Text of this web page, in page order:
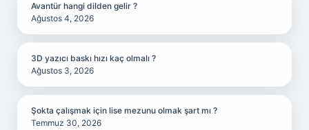
Avantür hangi dilden gelir ?
Ağustos 4, 2026
3D yazıcı baskı hızı kaç olmalı ?
Ağustos 3, 2026
Şokta çalışmak için lise mezunu olmak şart mı ?
Temmuz 30, 2026